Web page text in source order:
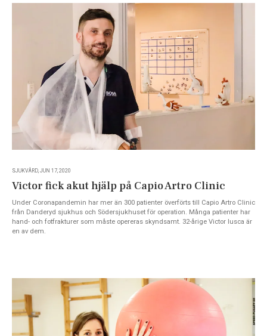
SJUKVÅRD, JUN 17, 2020
Victor fick akut hjälp på Capio Artro Clinic
Under Coronapandemin har mer än 300 patienter överförts till Capio Artro Clinic
från Danderyd sjukhus och Södersjukhuset för operation. Många patienter har
hand- och fotfrakturer som måste opereras skyndsamt. 32-årige Victor Iusca är
en av dem.